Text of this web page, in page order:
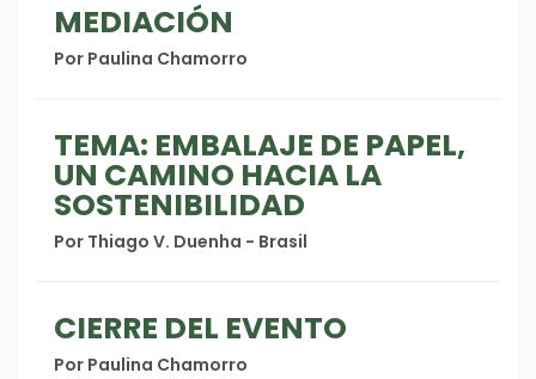
MEDIACIÓN
Por Paulina Chamorro
TEMA: EMBALAJE DE PAPEL,
UN CAMINO HACIA LA
SOSTENIBILIDAD
Por Thiago V. Duenha - Brasil
CIERRE DEL EVENTO
Por Paulina Chamorro